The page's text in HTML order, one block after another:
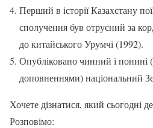
Перший в історії Казахстану
сполучення був отруєний за
до китайського Урумчі (1992).
Опубліковано чинний і понині
доповненнями) національний
Хочете дізнатися, який сьогодні
Розповімо: